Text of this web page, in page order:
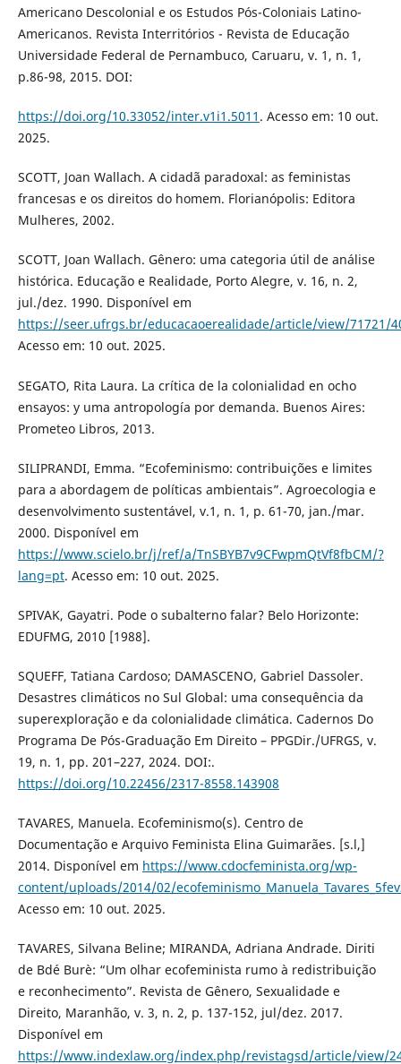
Americano Descolonial e os Estudos Pós-Coloniais Latino-
Americanos. Revista Interritórios - Revista de Educação
Universidade Federal de Pernambuco, Caruaru, v. 1, n. 1,
p.86-98, 2015. DOI:
https://doi.org/10.33052/inter.v1i1.5011 . Acesso em: 10 out.
2025.
SCOTT, Joan Wallach. A cidadã paradoxal: as feministas
francesas e os direitos do homem. Florianópolis: Editora
Mulheres, 2002.
SCOTT, Joan Wallach. Gênero: uma categoria útil de análise
histórica. Educação e Realidade, Porto Alegre, v. 16, n. 2,
jul./dez. 1990. Disponível em
https://seer.ufrgs.br/educacaoerealidade/article/view/71721/
Acesso em: 10 out. 2025.
SEGATO, Rita Laura. La crítica de la colonialidad en ocho
ensayos: y uma antropología por demanda. Buenos Aires:
Prometeo Libros, 2013.
SILIPRANDI, Emma. “Ecofeminismo: contribuições e limites
para a abordagem de políticas ambientais”. Agroecologia e
desenvolvimento sustentável, v.1, n. 1, p. 61-70, jan./mar.
2000. Disponível em
https://www.scielo.br/j/ref/a/TnSBYB7v9CFwpmQtVf8fbCM/?
lang=pt. Acesso em: 10 out. 2025.
SPIVAK, Gayatri. Pode o subalterno falar? Belo Horizonte:
EDUFMG, 2010 [1988].
SQUEFF, Tatiana Cardoso; DAMASCENO, Gabriel Dassoler.
Desastres climáticos no Sul Global: uma consequência da
superexploração e da colonialidade climática. Cadernos Do
Programa De Pós-Graduação Em Direito – PPGDir./UFRGS, v.
19, n. 1, pp. 201–227, 2024. DOI:.
https://doi.org/10.22456/2317-8558.143908
TAVARES, Manuela. Ecofeminismo(s). Centro de
Documentação e Arquivo Feminista Elina Guimarães. [s.l,]
2014. Disponível em https://www.cdocfeminista.org/wp-
content/uploads/2014/02/
Acesso em: 10 out. 2025.
TAVARES, Silvana Beline; MIRANDA, Adriana Andrade. Diriti
de Bdé Burè: “Um olhar ecofeminista rumo à redistribuição
e reconhecimento”. Revista de Gênero, Sexualidade e
Direito, Maranhão, v. 3, n. 2, p. 137-152, jul/dez. 2017.
Disponível em
https://www.indexlaw.org/index.php/revistagsd/article/view/